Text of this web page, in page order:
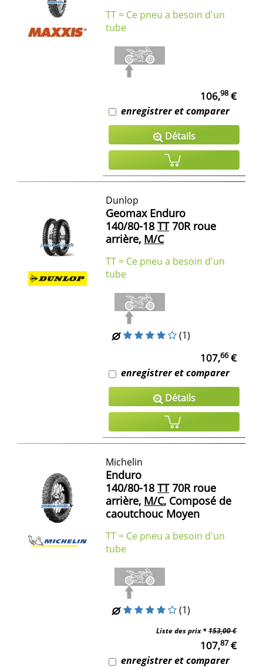
TT = Ce pneu a besoin d'un
tube
106,98€
enregistrer et comparer
Détails
Dunlop
Geomax Enduro
140/80-18 TT70R roue
arrière, M/C
TT = Ce pneu a besoin d'un
tube
(1)
107,66€
enregistrer et comparer
Détails
Michelin
Enduro
140/80-18 TT70R roue
arrière, M/C, Composé de
caoutchouc Moyen
TT = Ce pneu a besoin d'un
tube
(1)
Liste des prix *153,00 €
107,87€
enregistrer et comparer